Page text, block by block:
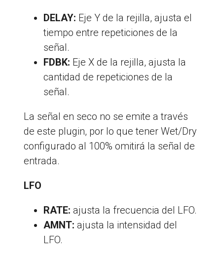
DELAY: Eje Y de la rejilla, ajusta el
tiempo entre repeticiones de la
señal.
FDBK: Eje X de la rejilla, ajusta la
cantidad de repeticiones de la
señal.
La señal en seco no se emite a través
de este plugin, por lo que tener Wet/Dry
configurado al 100% omitirá la señal de
entrada.
LFO
RATE: ajusta la frecuencia del LFO.
AMNT: ajusta la intensidad del
LFO.